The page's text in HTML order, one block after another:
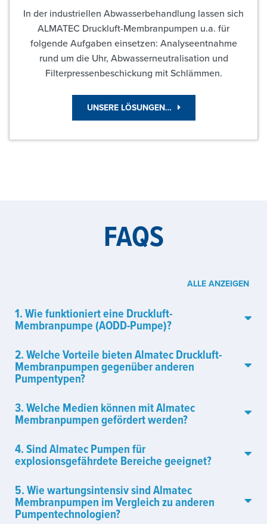
In der industriellen Abwasserbehandlung lassen sich
ALMATEC Druckluft-Membranpumpen u.a. für
folgende Aufgaben einsetzen: Analyseentnahme
rund um die Uhr, Abwasserneutralisation und
Filterpressenbeschickung mit Schlämmen.
UNSERE LÖSUNGEN…
FAQS
ALLE ANZEIGEN
1. Wie funktioniert eine Druckluft-
Membranpumpe (AODD-Pumpe)?
2. Welche Vorteile bieten Almatec Druckluft-
Membranpumpen gegenüber anderen
Pumpentypen?
3. Welche Medien können mit Almatec
Membranpumpen gefördert werden?
4. Sind Almatec Pumpen für
explosionsgefährdete Bereiche geeignet?
5. Wie wartungsintensiv sind Almatec
Membranpumpen im Vergleich zu anderen
Pumpentechnologien?